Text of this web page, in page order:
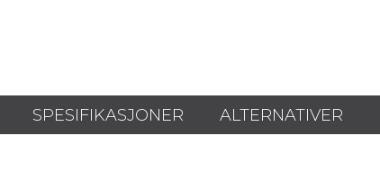
SPESIFIKASJONER ALTERNATIVER